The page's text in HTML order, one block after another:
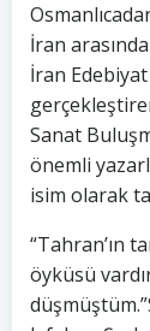
İran
İran
Sanat
önemli
isim olarak
“Tahran’ın
öyküsü